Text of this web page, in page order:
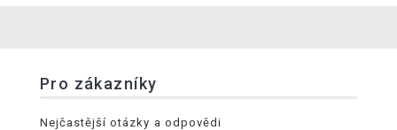
Pro zákazníky
Nejčastější otázky a odpovědi